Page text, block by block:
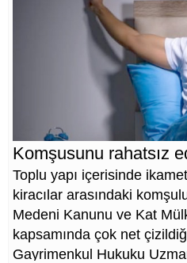
Komşusunu rahatsız
Toplu yapı içerisinde
kiracılar arasındaki
Medeni Kanunu ve Kat
kapsamında çok net
Gayrimenkul Hukuku